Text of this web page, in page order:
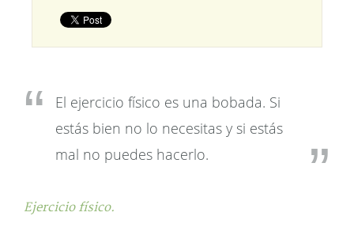
El ejercicio físico es una bobada. Si
estás bien no lo necesitas y si estás
mal no puedes hacerlo.
Ejercicio físico.